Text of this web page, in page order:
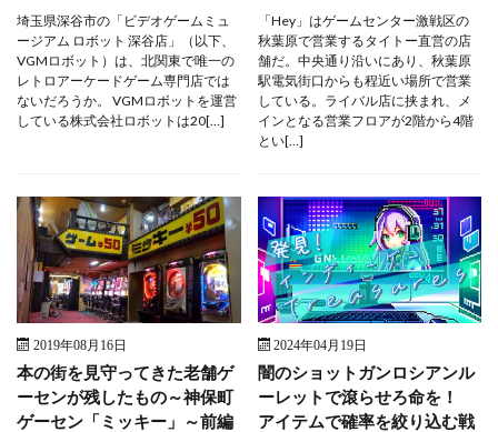
埼玉県深谷市の「ビデオゲームミュ
ージアム ロボット 深谷店」（以下、
VGMロボット）は、北関東で唯一の
レトロアーケードゲーム専門店では
ないだろうか。 VGMロボットを運営
している株式会社ロボットは20[…]
「Hey」はゲームセンター激戦区の
秋葉原で営業するタイトー直営の店
舗だ。中央通り沿いにあり、秋葉原
駅電気街口からも程近い場所で営業
している。ライバル店に挟まれ、メ
インとなる営業フロアが2階から4階
とい[…]
2019年08月16日
本の街を見守ってきた老舗ゲ
ーセンが残したもの～神保町
ゲーセン「ミッキー」～前編
2024年04月19日
闇のショットガンロシアンル
ーレットで滾らせろ命を！
アイテムで確率を絞り込む戦